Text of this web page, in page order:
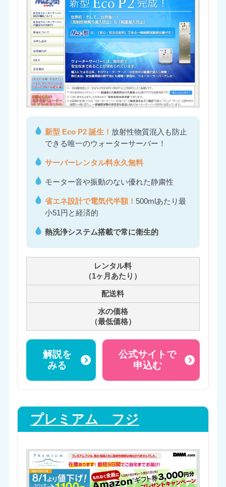
新型 Eco P2 誕生！ 放射性物質混入も防止
できる唯一のウォーターサーバー！
サーバーレンタル料永久無料
モーター音や振動のない優れた静粛性
省エネ設計で電気代半額！ 500mlあたり最
小51円と経済的
熱洗浄システム搭載で常に衛生的
レンタル料
（1ヶ月あたり）
配送料
水の価格
（最低価格）
解説を
みる
公式サイトで
申込む
プレミアム フジ